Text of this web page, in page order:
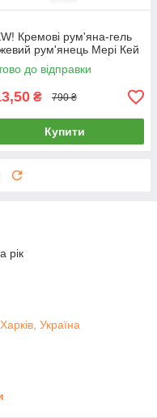
Кремові рум'яна-гель
рум'янець Мері Кей
до відправки
₴ 790 ₴
Купити
рік
Україна